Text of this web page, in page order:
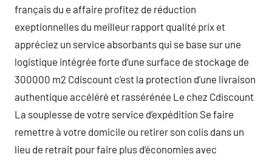
français du e affaire profitez de réduction
exeptionnelles du meilleur rapport qualité prix et
appréciez un service absorbants qui se base sur une
logistique intégrée forte d’une surface de stockage de
300000 m2 Cdiscount c’est la protection d’une livraison
authentique accéléré et rassérénée Le chez Cdiscount
La souplesse de votre service d’expédition Se faire
remettre à votre domicile ou retirer son colis dans un
lieu de retrait pour faire plus d’économies avec